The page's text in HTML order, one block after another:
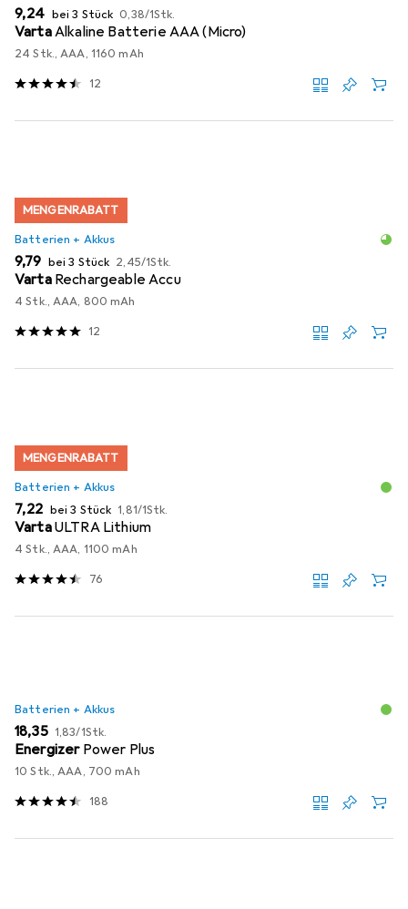
EUR
9,24 bei 3 Stück EUR
0,38/1Stk.
VartaAlkaline Batterie AAA (Micro)
24 Stk., AAA, 1160 mAh
12
MENGENRABATT
Batterien + Akkus
EUR
9,79 bei 3 Stück EUR
2,45/1Stk.
Varta Rechargeable Accu
4 Stk., AAA, 800 mAh
12
MENGENRABATT
Batterien + Akkus
EUR
7,22 bei 3 Stück EUR
1,81/1Stk.
VartaULTRA Lithium
4 Stk., AAA, 1100 mAh
76
Batterien + Akkus
EUR
18,35 EUR
1,83/1Stk.
Energizer Power Plus
10 Stk., AAA, 700 mAh
188